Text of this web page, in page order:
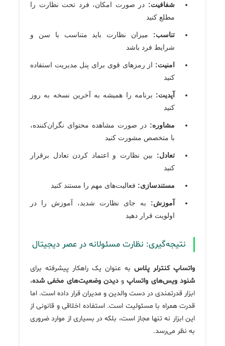
شفافیت: در صورت امکان، فرد تحت نظارت را
مطلع کنید
تناسب: میزان نظارت باید متناسب با سن و
شرایط فرد باشد
امنیت: از رمزهای قوی برای پنل مدیریت استفاده
کنید
آپدیت: برنامه را همیشه به آخرین نسخه به روز
کنید
مشاوره: در صورت مشاهده محتوای نگران‌کننده،
با متخصص مشورت کنید
تعادل: بین نظارت و اعتماد کردن تعادل برقرار
کنید
مستندسازی: فعالیت‌های مهم را مستند کنید
آموزش: به جای نظارت شدید، آموزش را در
اولویت قرار دهید
نتیجه‌گیری: نظارت مسئولانه در عصر دیجیتال
واتساپ کنترلر پلاس به عنوان یک راهکار پیشرفته برای
شنود ویس‌های واتساپودیدن وضعیت‌های مخفی شده،
ابزار قدرتمندی در دست والدین و مدیران قرار داده است. اما
قدرت همراه با مسئولیت است. استفاده اخلاقی و قانونی از
این ابزار نه تنها مجاز است، بلکه در بسیاری از موارد ضروری
به نظر می‌رسد.